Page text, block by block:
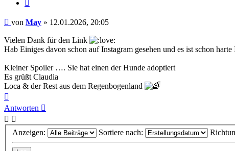
Beitrag
von May » 12.01.2026, 20:05
Vielen Dank für den Link
Hab Einiges davon schon auf Instagram gesehen und es ist schon harte
Kleiner Spoiler …. Sie hat einen der Hunde adoptiert
Es grüßt Claudia
Loca & der Rest aus dem Regenbogenland
oben
Antworten
Anzeigen: Sortiere nach: